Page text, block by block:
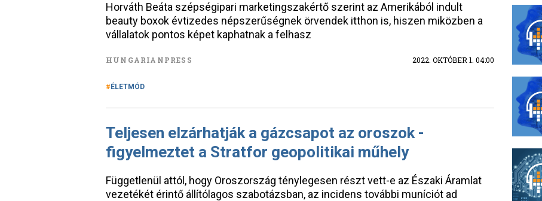
Horváth Beáta szépségipari marketingszakértő szerint az Amerikából indult
beauty boxok évtizedes népszerűségnek örvendek itthon is, hiszen miközben a
vállalatok pontos képet kaphatnak a felhasz
HUNGARIANPRESS 2022. OKTÓBER 1. 04:00
ÉLETMÓD
Teljesen elzárhatják a gázcsapot az oroszok -
figyelmeztet a Stratfor geopolitikai műhely
Függetlenül attól, hogy Oroszország ténylegesen részt vett-e az Északi Áramlat
vezetékét érintő állítólagos szabotázsban, az incidens további muníciót ad